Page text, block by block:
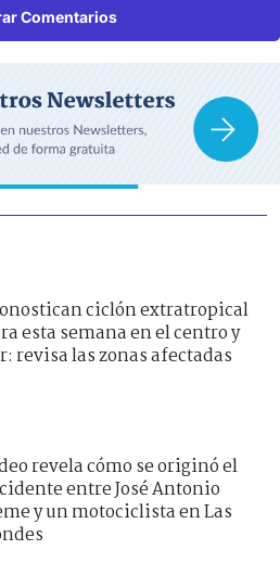
Comentarios
ciclón extratropical
esta semana en el centro y
revisa las zonas afectadas
revela cómo se originó el
entre José Antonio
y un motociclista en Las